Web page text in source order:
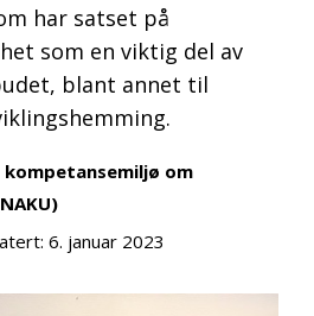
har satset på
som en viktig del av
blant annet til
om
6. januar 2023